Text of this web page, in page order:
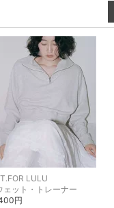
LULU
ェット・トレーナー
円